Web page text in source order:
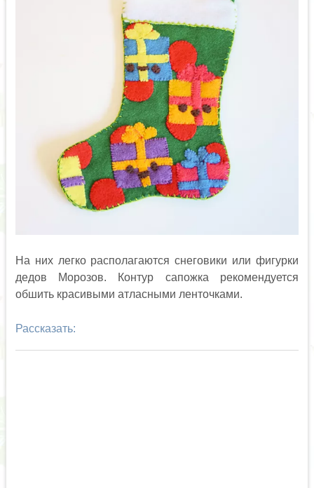
На них легко располагаются снеговики или фигурки
дедов Морозов. Контур сапожка рекомендуется
обшить красивыми атласными ленточками.
Рассказать: